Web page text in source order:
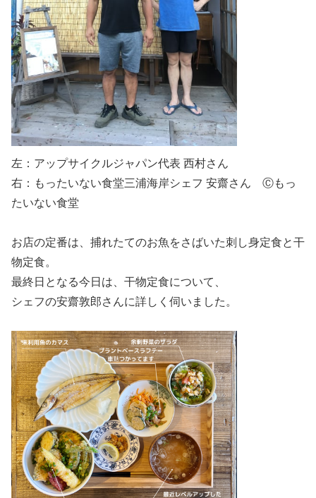
左：アップサイクルジャパン代表 西村さん
右：もったいない食堂三浦海岸シェフ 安齋さん Ⓒもっ
たいない食堂
お店の定番は、捕れたてのお魚をさばいた刺し身定食と干
物定食。
最終日となる今日は、干物定食について、
シェフの安齋敦郎さんに詳しく伺いました。